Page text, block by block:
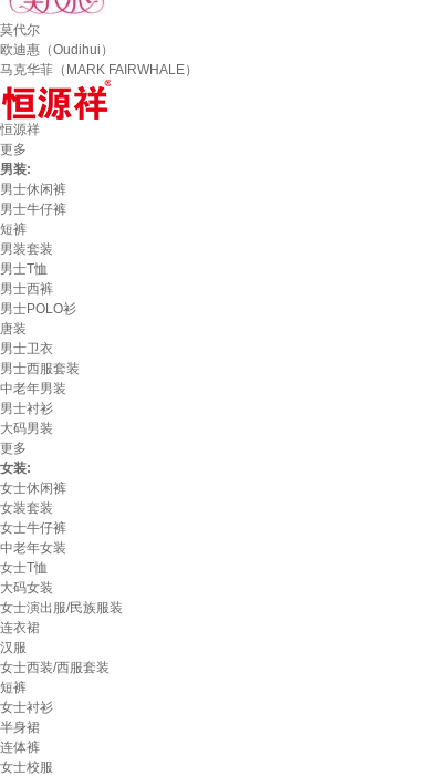
莫代尔
欧迪惠（Oudihui）
马克华菲（MARK FAIRWHALE）
恒源祥
更多
男装:
男士休闲裤
男士牛仔裤
短裤
男装套装
男士T恤
男士西裤
男士POLO衫
唐装
男士卫衣
男士西服套装
中老年男装
男士衬衫
大码男装
更多
女装:
女士休闲裤
女装套装
女士牛仔裤
中老年女装
女士T恤
大码女装
女士演出服/民族服装
连衣裙
汉服
女士西装/西服套装
短裤
女士衬衫
半身裙
连体裤
女士校服